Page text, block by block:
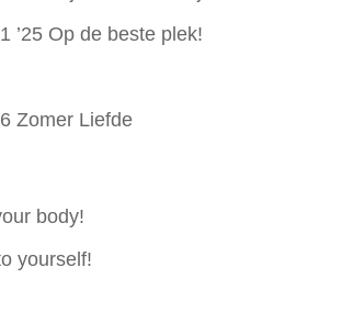
’25 Op de beste plek!
Zomer Liefde
body!
yourself!